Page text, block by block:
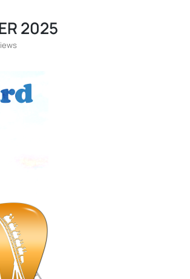
2025